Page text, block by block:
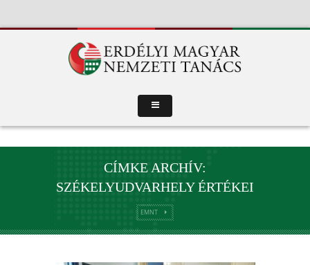
CÍMKE ARCHÍV:
SZÉKELYUDVARHELY ÉRTÉKEI
EMNT